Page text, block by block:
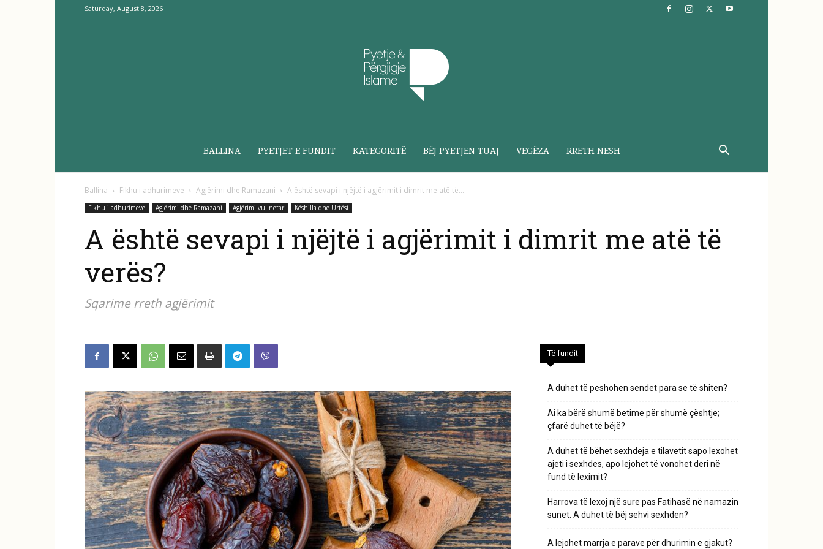
Saturday, August 8, 2026
feja
islame
BALLINA PYETJET E FUNDIT KATEGORITË BËJ PYETJEN TUAJ VEGËZA RRETH NESH
Ballina Fikhu i adhurimeve Agjërimi dhe Ramazani A është sevapi i njëjtë i agjërimit i dimrit me atë të...
Fikhu i adhurimeve Agjërimi dhe Ramazani Agjërimi vullnetar Këshilla dhe Urtësi
A është sevapi i njëjtë i agjërimit i dimrit me atë të
verës?
Sqarime rreth agjërimit
Të fundit
A duhet të peshohen sendet para se të shiten?
Ai ka bërë shumë betime për shumë çështje;
çfarë duhet të bëjë?
A duhet të bëhet sexhdeja e tilavetit sapo lexohet
ajeti i sexhdes, apo lejohet të vonohet deri në
fund të leximit?
Harrova të lexoj një sure pas Fatihasë në namazin
sunet. A duhet të bëj sehvi sexhden?
A lejohet marrja e parave për dhurimin e gjakut?